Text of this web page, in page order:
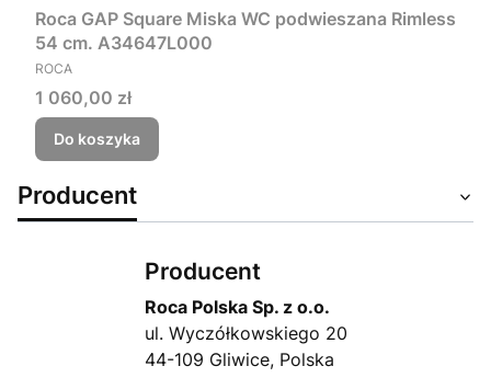
Roca GAP Square Miska WC podwieszana Rimless
54 cm. A34647L000
PRODUCENT
ROCA
Cena
1 060,00 zł
Do koszyka
Producent
Producent
Roca Polska Sp. z o.o.
ul. Wyczółkowskiego 20
44-109 Gliwice, Polska